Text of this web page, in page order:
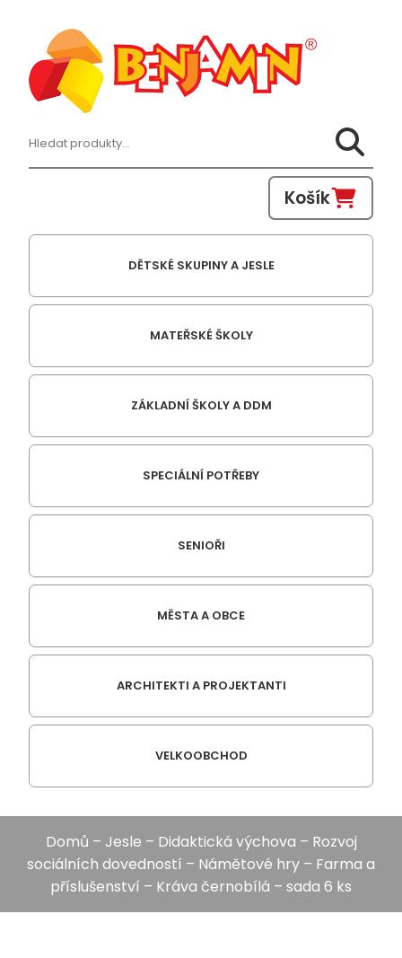
Hledat:
Košík
DĚTSKÉ SKUPINY A JESLE
MATEŘSKÉ ŠKOLY
ZÁKLADNÍ ŠKOLY A DDM
SPECIÁLNÍ POTŘEBY
SENIOŘI
MĚSTA A OBCE
ARCHITEKTI A PROJEKTANTI
VELKOOBCHOD
Domů – Jesle – Didaktická výchova – Rozvoj
sociálních dovedností – Námětové hry – Farma a
příslušenství – Kráva černobílá – sada 6 ks